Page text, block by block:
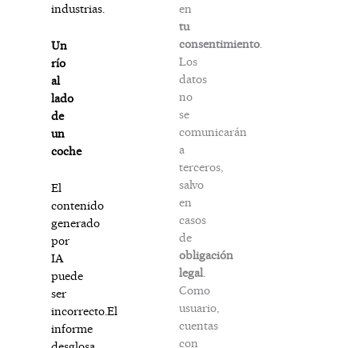
industrias.
Un
río
al
lado
de
un
coche
El
contenido
generado
por
IA
puede
ser
incorrecto.El
informe
en
tu
consentimiento.
Los
datos
no
se
comunicarán
a
terceros,
salvo
en
casos
de
obligación
legal.
Como
usuario,
cuentas
con